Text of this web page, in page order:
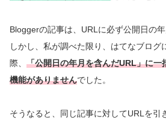
Bloggerの記事は、URLに必ず公開日の
しかし、私が調べた限り、はてなブログ
際、 「公開日の年月を含んだURL」に一
機能がありませんでした。
そうなると、同じ記事に対してURLを引